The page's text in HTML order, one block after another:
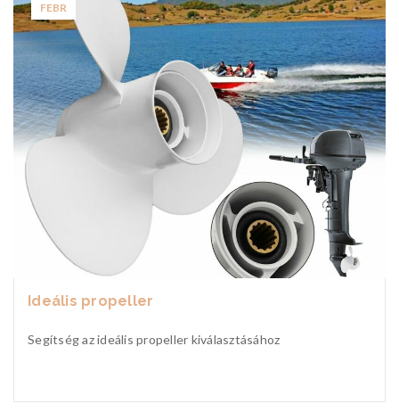
FEBR
Ideális propeller
Segítség az ideális propeller kiválasztásához